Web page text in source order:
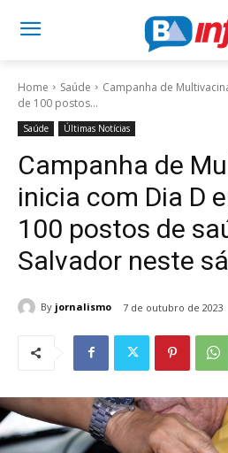
Home Saúde
Campanha de
de 100 postos...
Saúde Últimas Notícias
Campanha de
inicia com Dia D
100 postos de
Salvador neste
By jornalismo 7 de outubro de 2023